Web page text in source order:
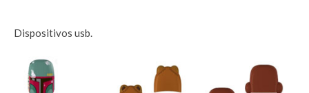
Dispositivos usb.